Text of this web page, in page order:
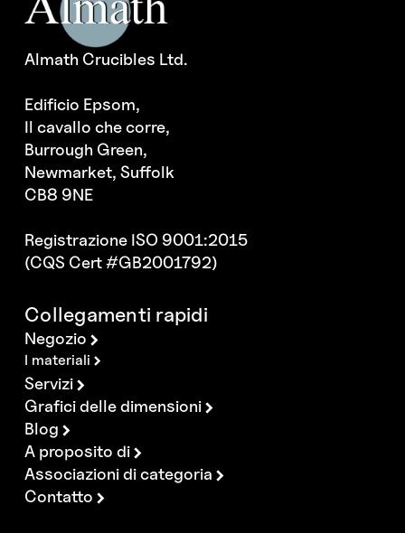
Almath Crucibles Ltd.
Edificio Epsom,
Il cavallo che corre,
Burrough Green,
Newmarket, Suffolk
CB8 9NE
Registrazione ISO 9001:2015
(CQS Cert #GB2001792)
Collegamenti rapidi
Negozio
I materiali
Servizi
Grafici delle dimensioni
Blog
A proposito di
Associazioni di categoria
Contatto